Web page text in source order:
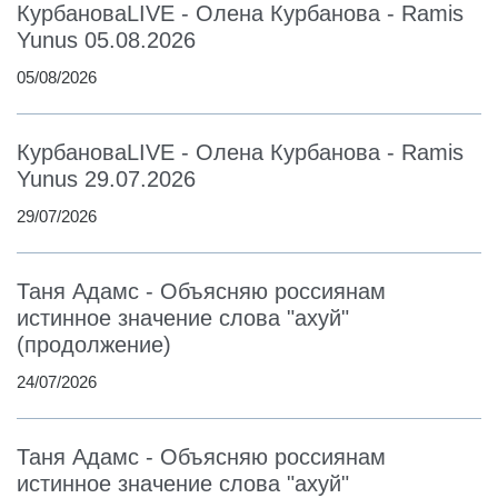
КурбановаLIVE - Олена Курбанова - Ramis
Yunus 05.08.2026
05/08/2026
КурбановаLIVE - Олена Курбанова - Ramis
Yunus 29.07.2026
29/07/2026
Таня Адамс - Объясняю россиянам
истинное значение слова "ахуй"
(продолжение)
24/07/2026
Таня Адамс - Объясняю россиянам
истинное значение слова "ахуй"